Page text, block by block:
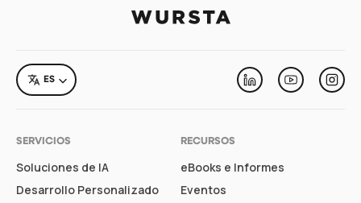
LinkedinYoutube
LANGUAGE
ES
SERVICIOS
Soluciones de IA
Desarrollo Personalizado
RECURSOS
eBooks e Informes
Eventos